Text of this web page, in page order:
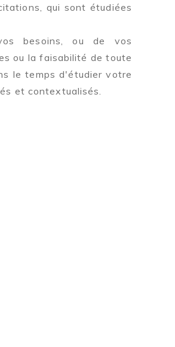
qui sont étudiées
besoins, ou de vos
ou la faisabilité de toute
le temps d'étudier votre
et contextualisés.